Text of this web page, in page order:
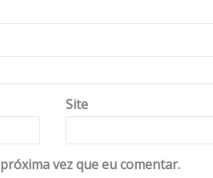
Site
vez que eu comentar.